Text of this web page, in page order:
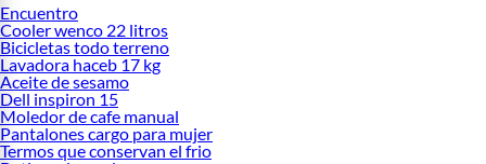
Encuentro
Cooler wenco 22 litros
Bicicletas todo terreno
Lavadora haceb 17 kg
Aceite de sesamo
Dell inspiron 15
Moledor de cafe manual
Pantalones cargo para mujer
Termos que conservan el frio